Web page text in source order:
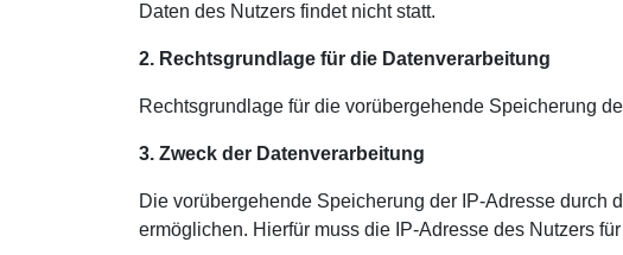
Daten des Nutzers findet nicht statt.
2. Rechtsgrundlage für die Datenverarbeitung
Rechtsgrundlage für die vorübergehende Speicherung
3. Zweck der Datenverarbeitung
Die vorübergehende Speicherung der IP-Adresse durch
ermöglichen. Hierfür muss die IP-Adresse des Nutzers